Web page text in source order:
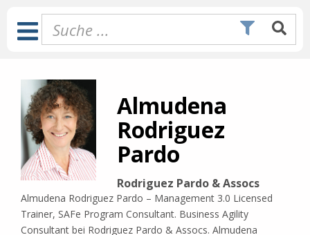
Inhalt
springen
Toggle
Navigation
Almudena
Rodriguez
Pardo
Rodriguez Pardo & Assocs
Almudena Rodriguez Pardo – Management 3.0 Licensed
Trainer, SAFe Program Consultant. Business Agility
Consultant bei Rodriguez Pardo & Assocs. Almudena